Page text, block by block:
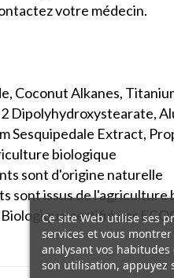
votre médecin.
Coconut Alkanes,
Dipolyhydroxystearate,
Sesquipedale Extract,
biologique
sont d'origine naturelle
sont issus de l'agriculture
certifié par
Ce site Web utilise ses
services et vous
analysant vos
son utilisation, appuyez